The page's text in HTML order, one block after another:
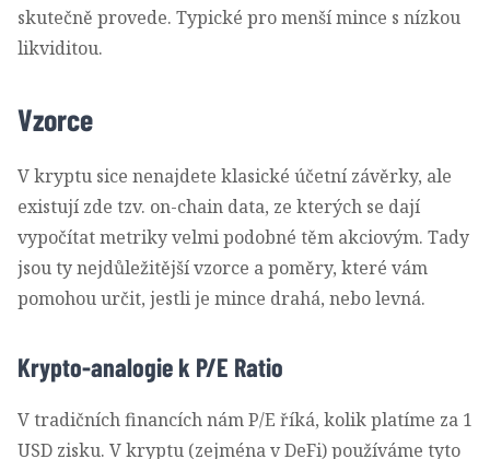
skutečně provede. Typické pro menší mince s nízkou
likviditou.
Vzorce
V kryptu sice nenajdete klasické účetní závěrky, ale
existují zde tzv. on-chain data, ze kterých se dají
vypočítat metriky velmi podobné těm akciovým. Tady
jsou ty nejdůležitější vzorce a poměry, které vám
pomohou určit, jestli je mince drahá, nebo levná.
Krypto-analogie k P/E Ratio
V tradičních financích nám P/E říká, kolik platíme za 1
USD zisku. V kryptu (zejména v DeFi) používáme tyto